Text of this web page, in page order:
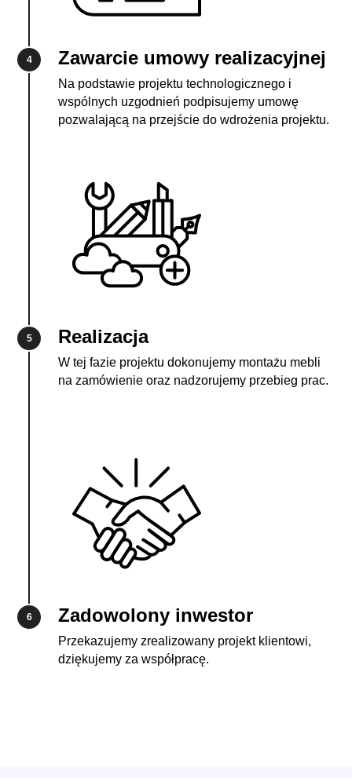
4 Zawarcie umowy realizacyjnej
Na podstawie projektu technologicznego i
wspólnych uzgodnień podpisujemy umowę
pozwalającą na przejście do wdrożenia projektu.
5 Realizacja
W tej fazie projektu dokonujemy montażu mebli
na zamówienie oraz nadzorujemy przebieg prac.
6 Zadowolony inwestor
Przekazujemy zrealizowany projekt klientowi,
dziękujemy za współpracę.